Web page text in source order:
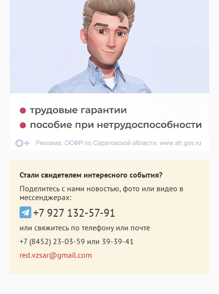
Стали свидетелем интересного события?
Поделитесь с нами новостью, фото или видео в
мессенджерах:
+7 927 132-57-91
или свяжитесь по телефону или почте
+7 (8452) 23-03-59 или 39-39-41
red.vzsar@gmail.com